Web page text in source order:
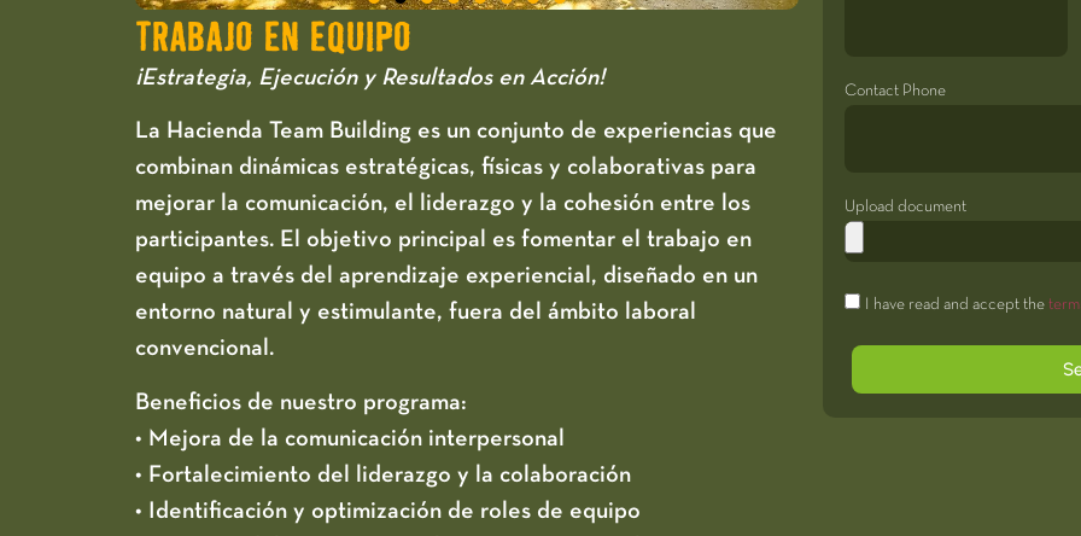
TRABAJO EN EQUIPO
¡Estrategia, Ejecución y Resultados en Acción!
La Hacienda Team Building es un conjunto de experiencias que
combinan dinámicas estratégicas, físicas y colaborativas para
mejorar la comunicación, el liderazgo y la cohesión entre los
participantes. El objetivo principal es fomentar el trabajo en
equipo a través del aprendizaje experiencial, diseñado en un
entorno natural y estimulante, fuera del ámbito laboral
convencional.
Beneficios de nuestro programa:
• Mejora de la comunicación interpersonal
• Fortalecimiento del liderazgo y la colaboración
• Identificación y optimización de roles de equipo
Contact Phone
Upload document
I have read and accept the